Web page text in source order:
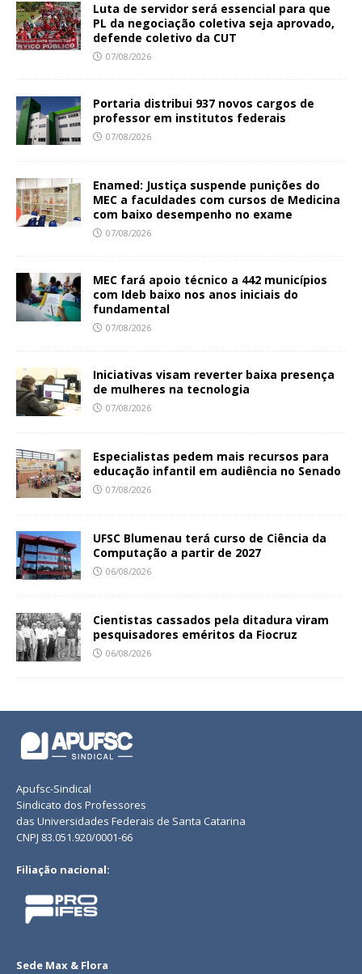
Luta de servidor será essencial para que
PL da negociação coletiva seja aprovado,
defende coletivo da CUT
07/08/2026
Portaria distribui 937 novos cargos de
professor em institutos federais
07/08/2026
Enamed: Justiça suspende punições do
MEC a faculdades com cursos de Medicina
com baixo desempenho no exame
07/08/2026
MEC fará apoio técnico a 442 municípios
com Ideb baixo nos anos iniciais do
fundamental
07/08/2026
Iniciativas visam reverter baixa presença
de mulheres na tecnologia
07/08/2026
Especialistas pedem mais recursos para
educação infantil em audiência no Senado
07/08/2026
UFSC Blumenau terá curso de Ciência da
Computação a partir de 2027
06/08/2026
Cientistas cassados pela ditadura viram
pesquisadores eméritos da Fiocruz
06/08/2026
Apufsc-Sindical
Sindicato dos Professores
das Universidades Federais de Santa Catarina
CNPJ 83.051.920/0001-66
Filiação nacional:
Sede Max & Flora